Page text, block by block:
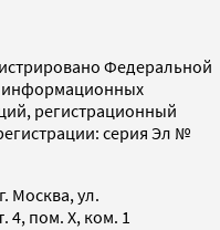
Федеральной
информационных
регистрационный
серия Эл №
Москва, ул.
4, пом. X, ком. 1